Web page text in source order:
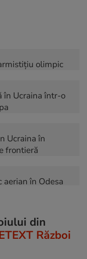
olimpic
în Ucraina într-o
Ucraina în
frontieră
în Odesa
Cel puțin doi
din
Război